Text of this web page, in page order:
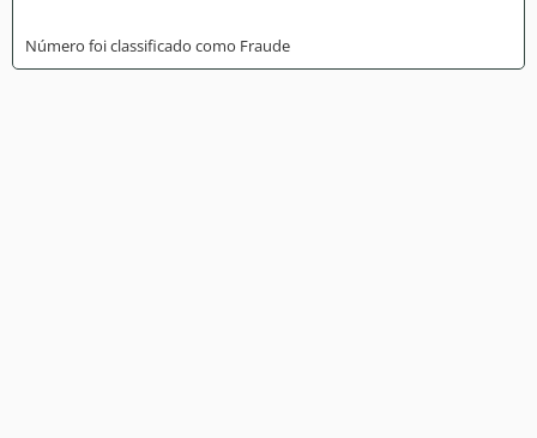
Número foi classificado como Fraude